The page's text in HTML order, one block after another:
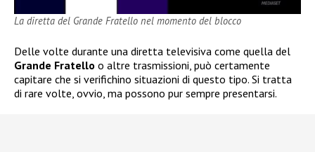
La diretta del Grande Fratello nel momento del blocco
Delle volte durante una diretta televisiva come quella del
Grande Fratello o altre trasmissioni, può certamente
capitare che si verifichino situazioni di questo tipo. Si tratta
di rare volte, ovvio, ma possono pur sempre presentarsi.